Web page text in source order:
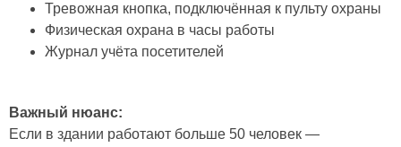
Тревожная кнопка, подключённая к пульту охраны
Физическая охрана в часы работы
Журнал учёта посетителей
Важный нюанс:
Если в здании работают больше 50 человек —